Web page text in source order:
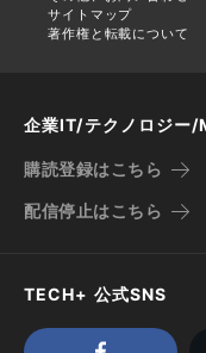
サイトマップ
著作権と転載について
企業IT/テクノロジー
購読登録はこちら
配信停止はこちら
TECH+ 公式SNS